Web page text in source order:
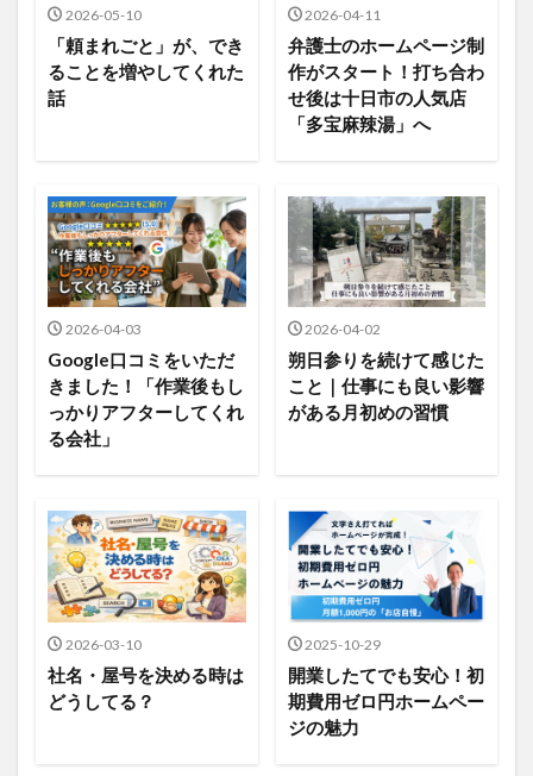
2026-05-10
「頼まれごと」が、でき
ることを増やしてくれた
話
2026-04-11
弁護士のホームページ制
作がスタート！打ち合わ
せ後は十日市の人気店
「多宝麻辣湯」へ
2026-04-03
Google口コミをいただ
きました！「作業後もし
っかりアフターしてくれ
る会社」
2026-04-02
朔日参りを続けて感じた
こと｜仕事にも良い影響
がある月初めの習慣
2026-03-10
社名・屋号を決める時は
どうしてる？
2025-10-29
開業したてでも安心！初
期費用ゼロ円ホームペー
ジの魅力